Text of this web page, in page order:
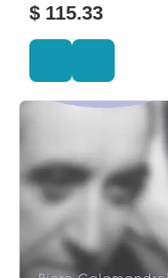
$ 115.33